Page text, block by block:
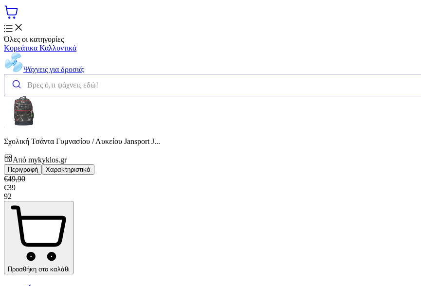
Όλες οι κατηγορίες
Κορεάτικα Καλλυντικά
Ψάχνεις για δροσιά;
Σχολική Τσάντα Γυμνασίου / Λυκείου Jansport J...
Από mykyklos.gr
Περιγραφή Χαρακτηριστικά
€49,90
€39
92
Προσθήκη στο καλάθι